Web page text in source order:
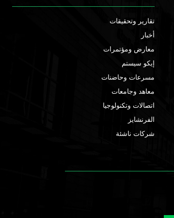
تقارير وتحقيقات
أخبار
معارض ومؤتمرات
إيكو سيستم
مسرعات وحاضنات
معاهد وجامعات
اتصالات وتكنولوجيا
الفرنشايز
شركات ناشئة